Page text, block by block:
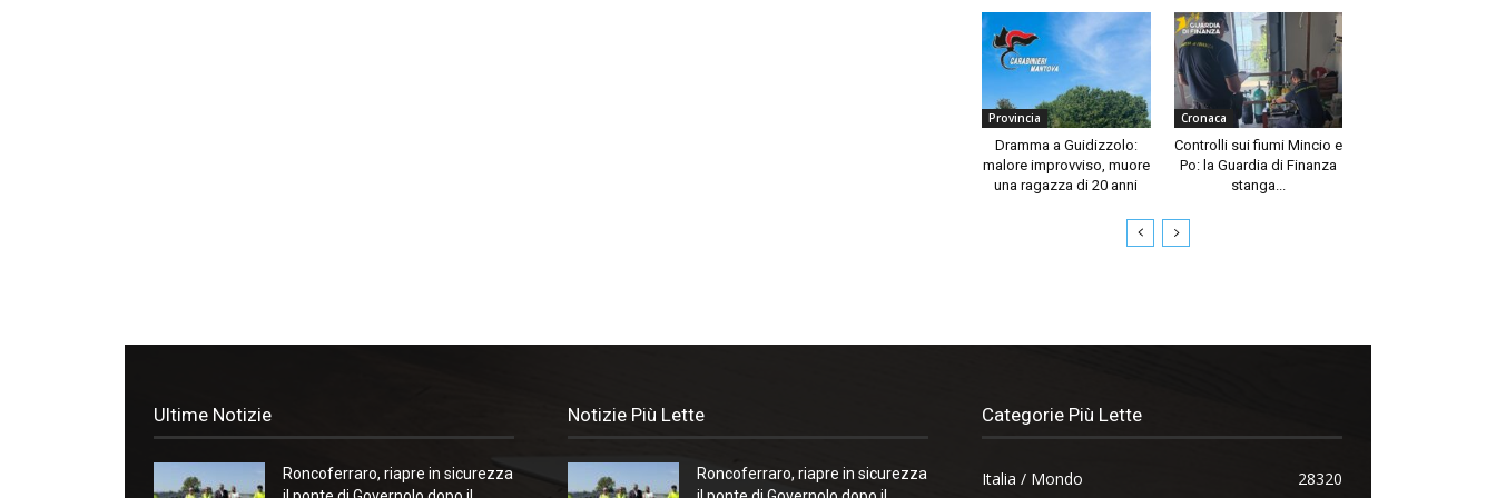
Provincia
Dramma a Guidizzolo:
malore improvviso, muore
una ragazza di 20 anni
Cronaca
Controlli sui fiumi Mincio e
Po: la Guardia di Finanza
stanga...
Ultime Notizie
Roncoferraro, riapre in sicurezza
Notizie Più Lette
Roncoferraro, riapre in sicurezza
Categorie Più Lette
Italia / Mondo 28320